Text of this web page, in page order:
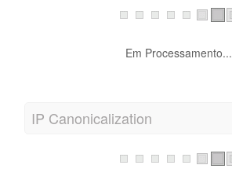
Em Processamento...
IP Canonicalization